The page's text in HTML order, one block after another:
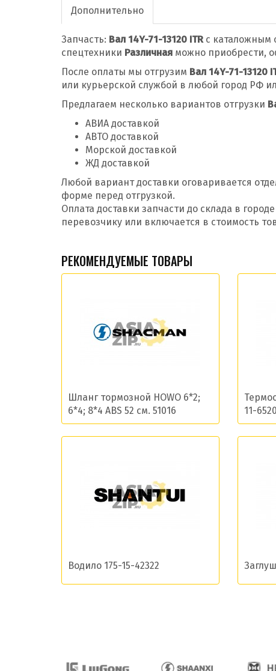
Даю
Дополнительно
Запчасть: Вал 14Y-71-13120 ITRс каталожным
спецтехники Различная можно приобрести,
После оплаты мы отгрузим Вал 14Y-71-13120
или курьерской службой в любой город РФ
Предлагаем несколько вариантов отгрузки
АВИА доставкой
АВТО доставкой
Морской доставкой
ЖД доставкой
Любой вариант доставки оговаривается
форме перед отгрузкой.
Оплата доставки запчасти до склада в
перевозчику или включается в стоимость
РЕКОМЕНДУЕМЫЕ ТОВАРЫ
Шланг тормозной HOWO 6*2;
6*4; 8*4 ABS 52 см. 51016
11-6520
Водило 175-15-42322